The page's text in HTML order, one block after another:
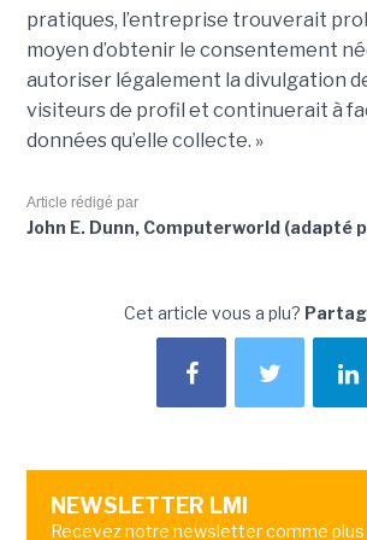
pratiques, l’entreprise trouverait
moyen d’obtenir le consentement
autoriser légalement la divulgation
visiteurs de profil et continuerait à
données qu’elle collecte. »
Article rédigé par
John E. Dunn, Computerworld (adapté
Cet article vous a plu?
NEWSLETTER LMI
Recevez notre newsletter comme